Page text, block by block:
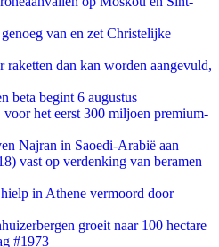
van en zet Christelijke
raketten dan kan worden aangevuld,
beta begint 6 augustus
het eerst 300 miljoen premium-
Najran in Saoedi-Arabië aan
vast op verdenking van beramen
in Athene vermoord door
groeit naar 100 hectare
#1973